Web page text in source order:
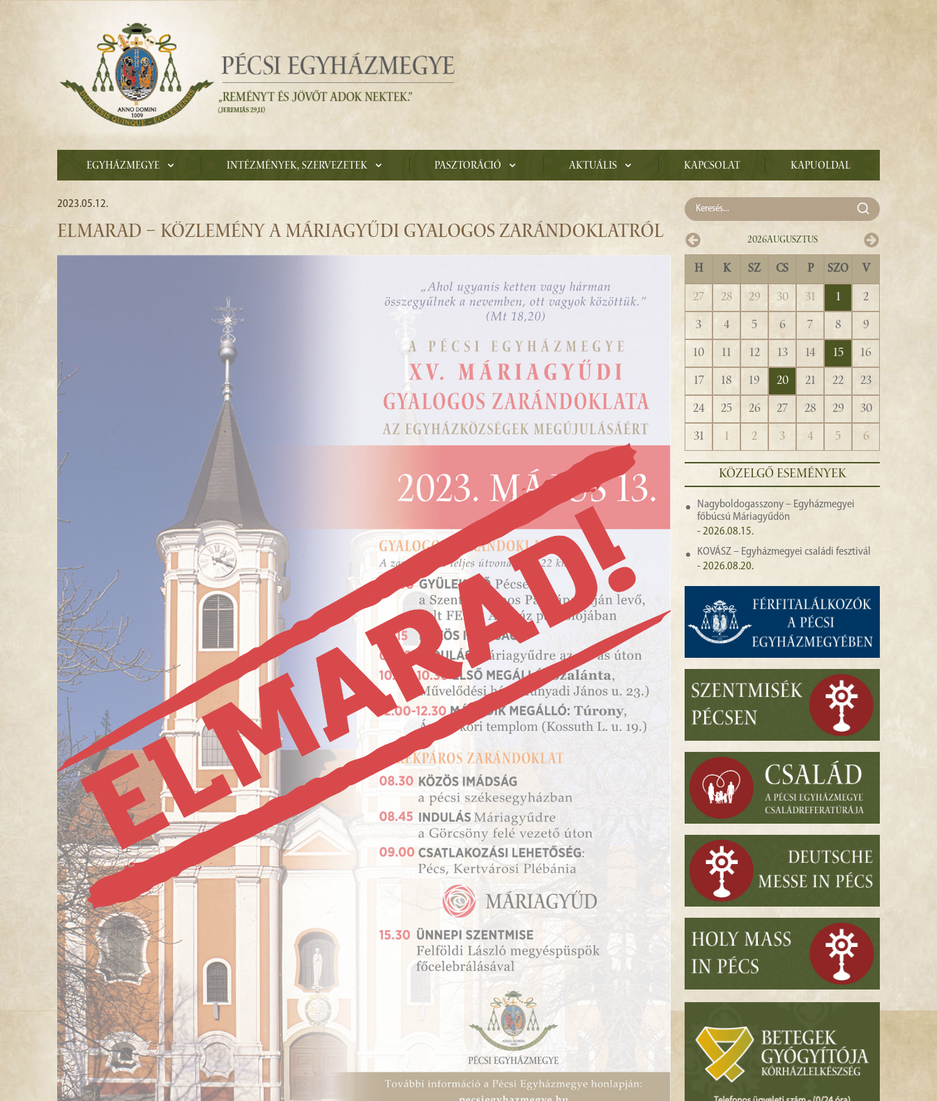
Egyházmegye Intézmények, szervezetek Pasztoráció Aktuális Kapcsolat Kapuoldal
2023.05.12.
ELMARAD – KÖZLEMÉNY A MÁRIAGYŰDI GYALOGOS ZARÁNDOKLATRÓL 2026Augusztus
H K SZ CS P SZO V
27 28 29 30 31 1
2
3
4 5 6 7 8
9
10
11 12 13 14 15
16
17
18 19 20 21 22
23
24
25 26 27 28 29
30
31
1 2 3 4 5 6
KÖZELGŐ ESEMÉNYEK
Nagyboldogasszony – Egyházmegyei
főbúcsú Máriagyűdön
- 2026.08.15.
KOVÁSZ – Egyházmegyei családi fesztivál
- 2026.08.20.